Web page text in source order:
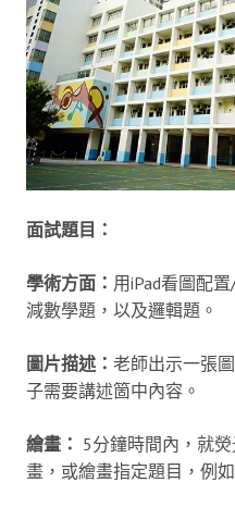
面試題目：
學術方面： 用iPad看圖配
減數學題，以及邏輯題。
圖片描述： 老師出示一張
子需要講述箇中內容。
繪畫： 5分鐘時間內，就
畫，或繪畫指定題目，例